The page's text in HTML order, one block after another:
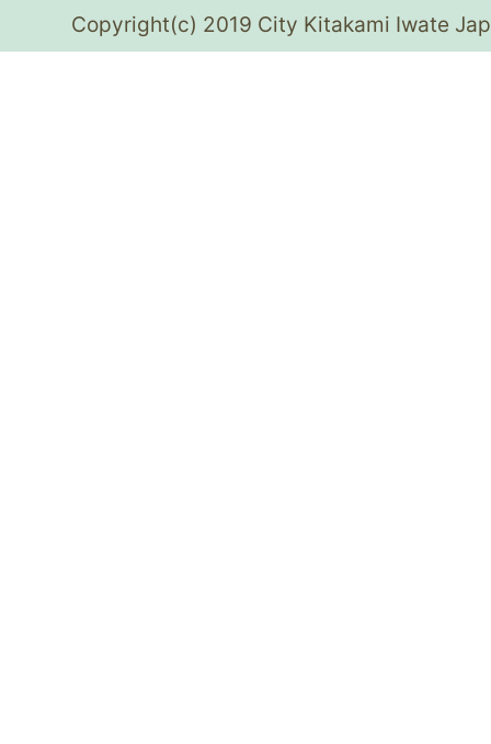
Copyright(c) 2019 City Kitakami Iwate